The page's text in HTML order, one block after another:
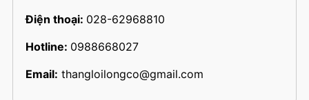
Điện thoại: 028-62968810
Hotline: 0988668027
Email: thangloilongco@gmail.com